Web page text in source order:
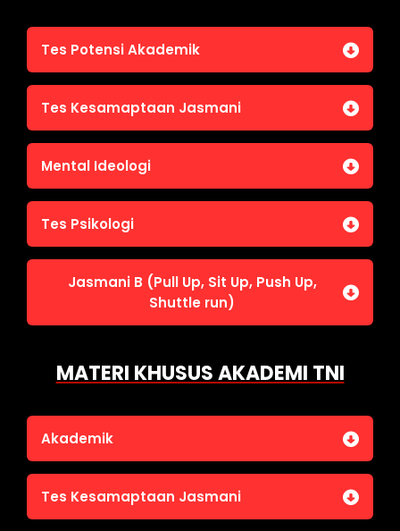
Tes Potensi Akademik
Bahasa Indonesia
Penalaran Numerik
Pengetahuan Umum (termasuk UU Kepolisian)
Tes Wawasan Kebangsaan
Tes Kesamaptaan Jasmani
Jasmani A (Lari 12 menit)
Mental Ideologi
Mental Ideologi
Tes Psikologi
Tes Kecerdasan
Tes Kecermatan
Tes Kepribadian
Jasmani B (Pull Up, Sit Up, Push Up,
Shuttle run)
MATERI KHUSUS AKADEMI TNI
Akademik
Bahasa Indonesia
Tes Kesamaptaan Jasmani